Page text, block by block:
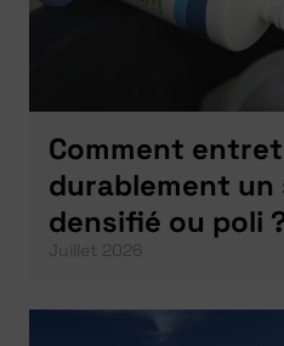
Comment
durablement un
densifié ou poli
Juillet 2026